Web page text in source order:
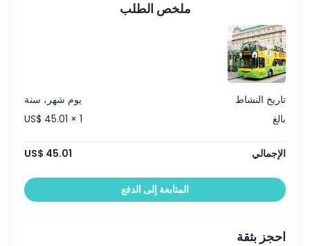
ملخص الطلب
تاريخ النشاط
يوم شهر، سنة
بالغ
US$ 45.01 × 1
الإجمالي US$ 45.01
المتابعة إلى الدفع
احجز بثقة